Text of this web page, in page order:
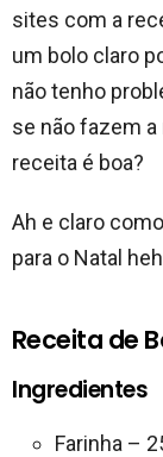
sites com a
um bolo claro
não tenho
se não fazem
receita é boa?
Ah e claro
para o Natal
Receita de
Ingredientes
Farinha –